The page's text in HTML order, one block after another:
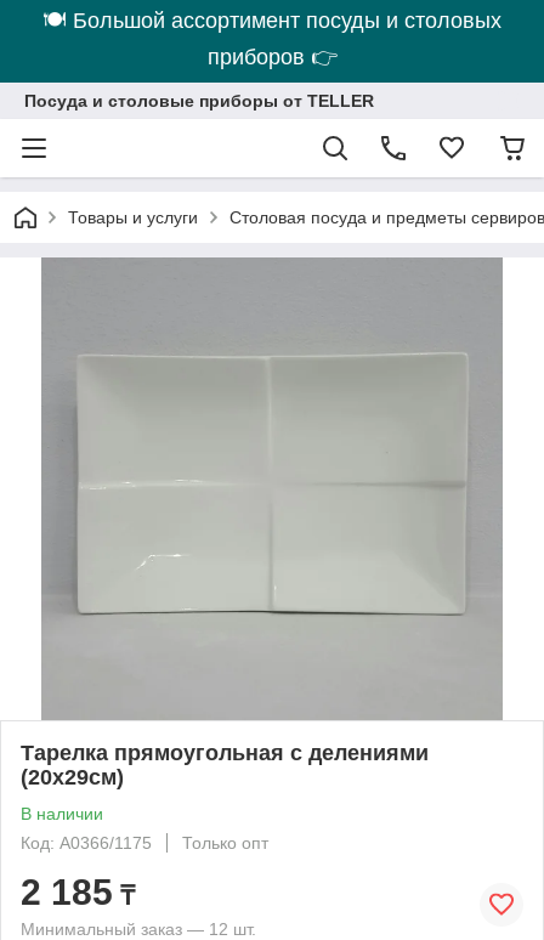
🍽 Большой ассортимент посуды и столовых
приборов 👉
Посуда и столовые приборы от TELLER
Товары и услуги Столовая посуда и предметы
Тарелка прямоугольная с делениями
(20х29см)
В наличии
Код: A0366/1175
Только опт
2 185 ₸
Минимальный заказ — 12 шт.